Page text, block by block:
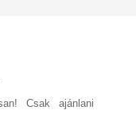
Csak ajánlani